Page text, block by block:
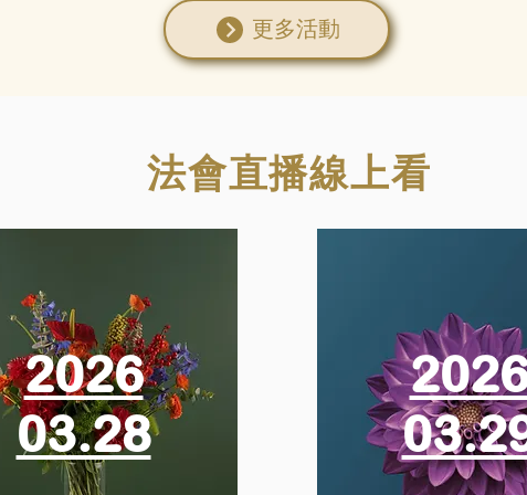
更多活動
法會直播線上看
2026
03.28